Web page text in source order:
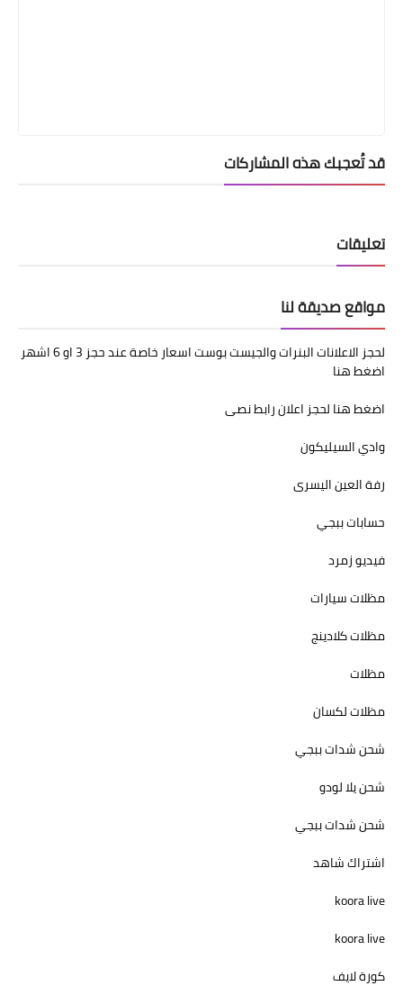
قد تُعجبك هذه المشاركات
تعليقات
مواقع صديقة لنا
لحجز الاعلانات البنرات والجيست بوست اسعار خاصة عند حجز 3 او 6 اشهر
اضغط هنا
اضغط هنا لحجز اعلان رابط نصى
وادي السيليكون
رفة العين اليسرى
حسابات ببجي
فيديو زمرد
مظلات سيارات
مظلات كلادينج
مظلات
مظلات لكسان
شحن شدات ببجي
شحن يلا لودو
شحن شدات ببجي
اشتراك شاهد
koora live
koora live
كورة لايف